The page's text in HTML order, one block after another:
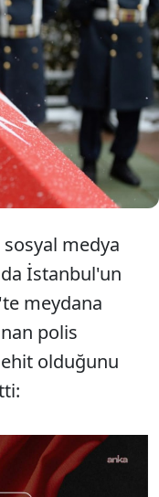
Çiftçi, İstanbul'un
2025 günü meydana
polis
şehit olduğunu
medya
İstanbul'un
meydana
polis
olduğunu